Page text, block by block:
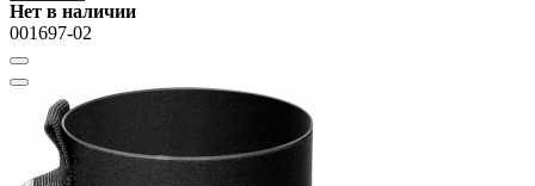
Нет в наличии
001697-02